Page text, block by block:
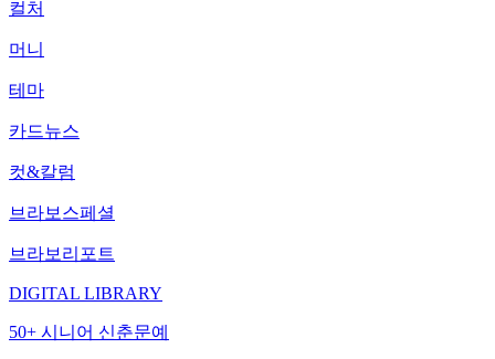
컬처
머니
테마
카드뉴스
컷&칼럼
브라보스페셜
브라보리포트
DIGITAL LIBRARY
50+ 시니어 신춘문예